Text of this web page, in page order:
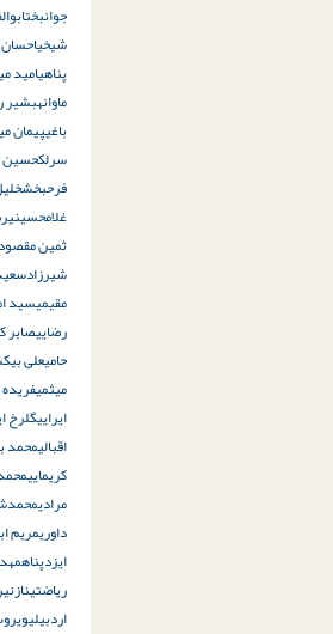
جوانبخت
شیخی
پناهیامید
ماوانهبشیر
باغیپیمان
سرلکحسین
فرحبخش
غلامحسینی
ثمین
شیرزاد
مقیمیسید
رضاییصابر
حامیعلی
میثمی
ایراییگلرخ
اقبالیمحمد
کریمایی
مرادی
داوریمریم
ایزدپناه
ریاضتی
اردبیلی